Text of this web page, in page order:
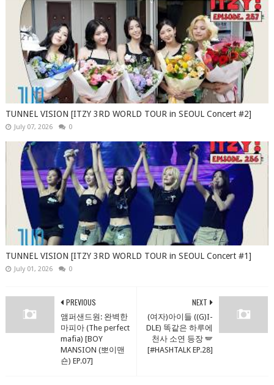
TUNNEL VISION [ITZY 3RD WORLD TOUR in SEOUL Concert #2]
July 07, 2026 0
TUNNEL VISION [ITZY 3RD WORLD TOUR in SEOUL Concert #1]
July 01, 2026 0
NEXT
(여자)아이들 ((G)I-
DLE) 똑같은 하루에
천사 소연 등장 🪽
[#HASHTALK EP.28]
PREVIOUS
앰퍼샌드원: 완벽한
마피아 (The perfect
mafia) [BOY
MANSION (뽀이맨
숀) EP.07]